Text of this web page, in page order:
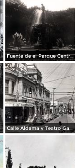
Fuente de el Parque Central
Calle Aldama y Teatro García Carrillo (ca. 1945)